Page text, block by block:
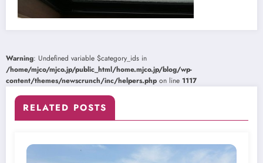
Warning: Undefined variable $category_ids in
/home/mjco/mjco.jp/public_html/home.mjco.jp/blog/wp-
content/themes/newscrunch/inc/helpers.php on line 1117
RELATED POSTS